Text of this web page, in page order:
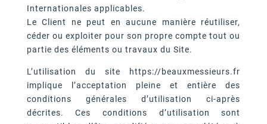
Internationales applicables.
Le Client ne peut en aucune manière réutiliser,
céder ou exploiter pour son propre compte tout ou
partie des éléments ou travaux du Site.
L’utilisation du site https://beauxmessieurs.fr
implique l’acceptation pleine et entière des
conditions générales d’utilisation ci-après
décrites. Ces conditions d’utilisation sont